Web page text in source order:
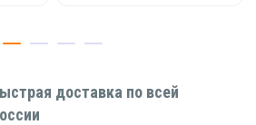
доставка по всей